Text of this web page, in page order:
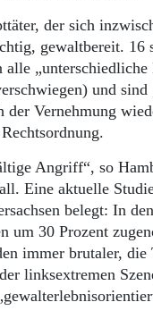
der sich
gewaltbereit.
und
der Vernehmung
Angriff“, so
Eine aktuelle
belegt: In
um 30 Prozent
immer brutaler, die
linksextremen